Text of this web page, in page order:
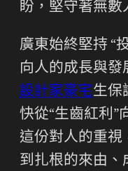
盼，堅守著無數
廣東始終堅持 “
向人的成長與
設計家豪宅生保
快從“生齒紅利”
這份對人的重視
到扎根的來由、